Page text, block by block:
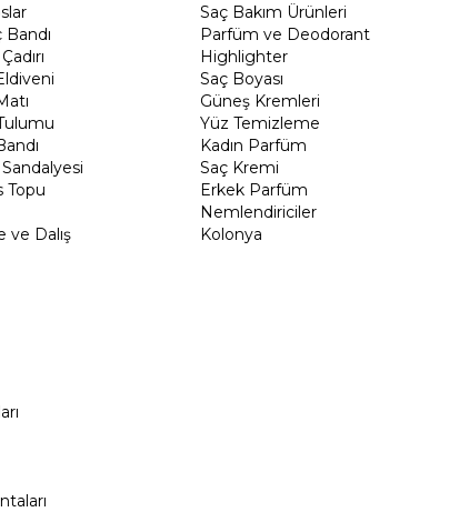
Topu
ve Dalış
Saç Bakım Ürünleri
Parfüm ve Deodorant
Highlighter
Saç Boyası
Güneş Kremleri
Yüz Temizleme
Kadın Parfüm
Saç Kremi
Erkek Parfüm
Nemlendiriciler
Kolonya